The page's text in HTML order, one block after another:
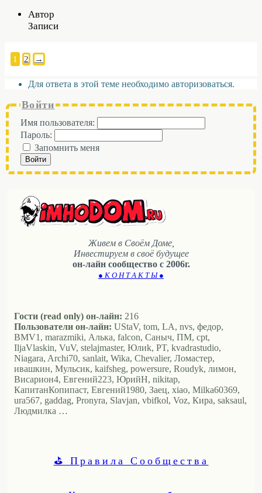
Автор
Записи
1 2 →
Для ответа в этой теме необходимо авторизоваться.
Войти
Имя пользователя:
Пароль:
Запомнить меня
Войти
Живем в Своём Доме,
Инвестируем в своё будущее
он-лайн сообщество с 2006г.
● К О Н Т А К Т Ы ●
Гости (read only) он-лайн: 216
Пользователи он-лайн: UStaV, tom, LA, nvs, федор,
BMV1, marazmiki, Алька, falcon, Саныч, ПМ, cpt,
IljaVlaskin, VuV, stelajmaster, Юлиk, PT, kvadrastudio,
Niagara, Archi70, sanlait, Wika, Chevalier, Ломастер,
ивашкин, Мульсик, kaifsheg, powersure, Roudyk, лимон,
Висариoн4, Евгений223, ЮрийН, nikitap,
КапитанКопипаст, Евгений1980, Заец, xiao, Milka60369,
ura567, gaddag, Pronyra, Slavjan, vbifkol, Voz, Кира, saksaul,
Людмилка …
⛳ Правила Сообщества